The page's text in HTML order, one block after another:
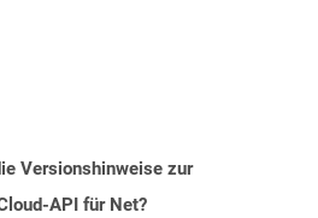
Versionshinweise zur
API für Net?